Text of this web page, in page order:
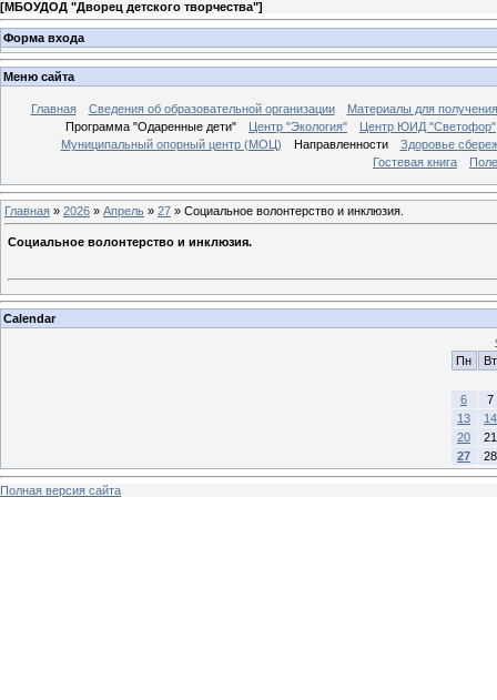
[МБОУДОД "Дворец детского творчества"]
Форма входа
Меню сайта
Главная Сведения об образовательной организации
Материалы для
Программа "Одаренные дети"
Центр "Экология"
Центр ЮИД "Светофор"
Муниципальный опорный центр (МОЦ)
Направленности
Здоровье
Гостевая книга
Главная » 2026 » Апрель » 27 » Социальное волонтерство и инклюзия.
Социальное волонтерство и инклюзия.
Calendar
Пн
Вт
6
7
13
14
20
21
27
28
Полная версия сайта